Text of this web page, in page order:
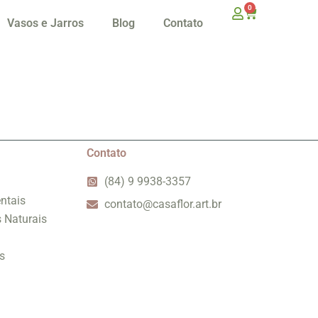
Vasos e Jarros Blog Contato
0
Naturais
Contato
(84) 9 9938-3357
contato@casaflor.art.br